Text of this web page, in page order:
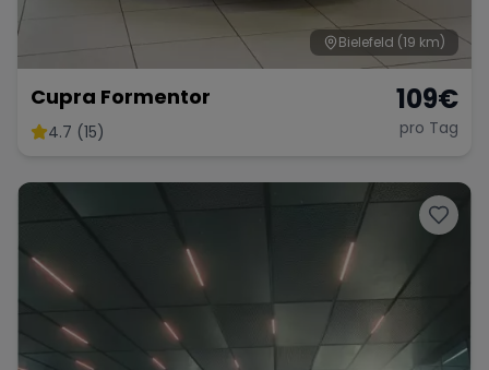
Bielefeld (19 km)
Cupra Formentor
4.7 (15)
109€
pro Tag